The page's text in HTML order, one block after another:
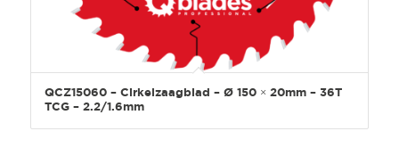
QCZ15060 – Cirkelzaagblad – Ø 150 × 20mm – 36T
TCG – 2.2/1.6mm